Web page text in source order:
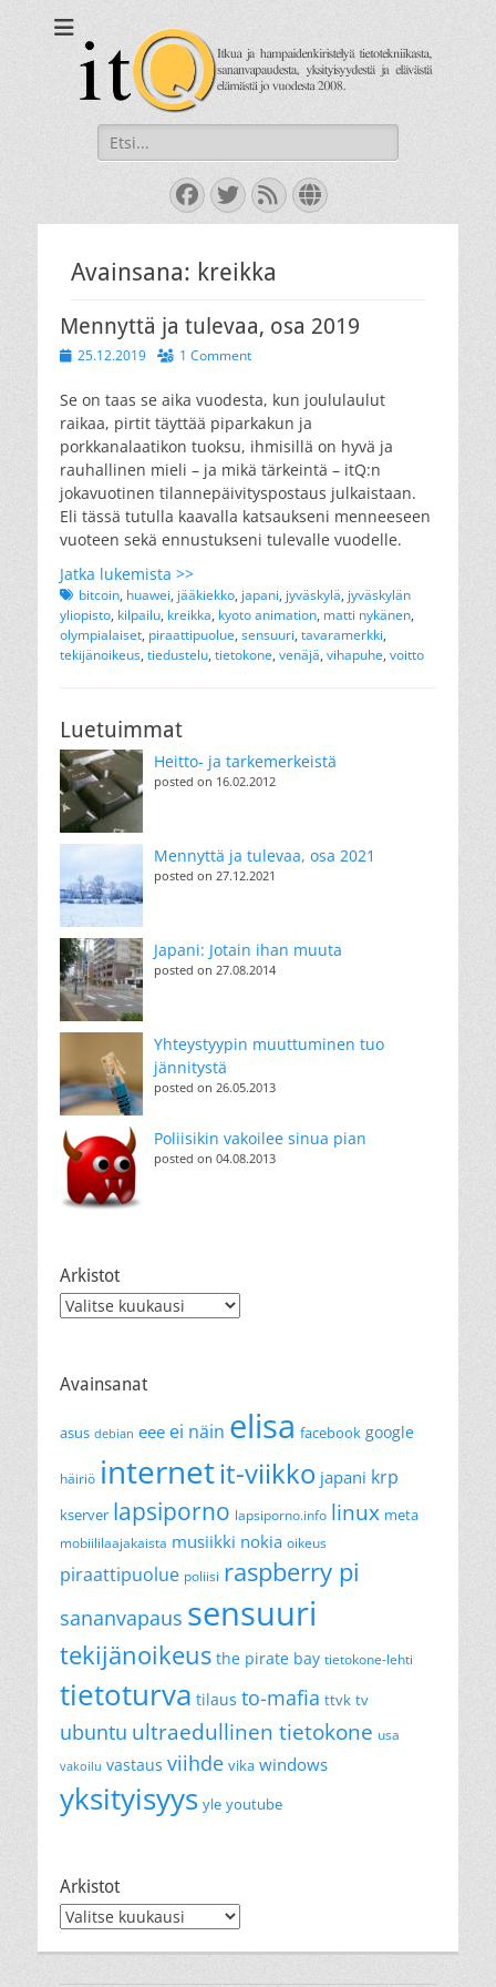
Itkua ja hammastenkiristelyä jo vuodesta 2008.
Search
for:
Facebook
Twitter
FeedWebsite
Avainsana: kreikka
Mennyttä ja tulevaa, osa 2019
Posted
25.12.2019 1 Comment
Se on taas se aika vuodesta, kun joululaulut
raikaa, pirtit täyttää piparkakun ja
porkkanalaatikon tuoksu, ihmisillä on hyvä ja
rauhallinen mieli – ja mikä tärkeintä – itQ:n
jokavuotinen tilannepäivityspostaus julkaistaan.
Eli tässä tutulla kaavalla katsaukseni menneeseen
vuoteen sekä ennustukseni tulevalle vuodelle.
Jatka lukemista >>
Tagsbitcoin, huawei, jääkiekko, japani, jyväskylä, jyväskylän
yliopisto, kilpailu, kreikka, kyoto animation, matti nykänen,
olympialaiset, piraattipuolue, sensuuri, tavaramerkki,
tekijänoikeus, tiedustelu, tietokone, venäjä, vihapuhe, voitto
Luetuimmat
Heitto- ja tarkemerkeistä
posted on 16.02.2012
Mennyttä ja tulevaa, osa 2021
posted on 27.12.2021
Japani: Jotain ihan muuta
posted on 27.08.2014
Yhteystyypin muuttuminen tuo
jännitystä
posted on 26.05.2013
Poliisikin vakoilee sinua pian
posted on 04.08.2013
Arkistot
Arkistot
Avainsanat
asus debian eee ei näin elisa facebook google
häiriö internetit-viikko japani krp
kserver lapsiporno lapsiporno.info linux meta
mobiililaajakaista musiikki nokia oikeus
piraattipuolue poliisi raspberry pi
sananvapaus sensuuri
tekijänoikeus the pirate bay tietokone-lehti
tietoturva tilaus to-mafia ttvk tv
ubuntu ultraedullinen tietokone usa
vakoilu vastaus viihde vika windows
yksityisyys yle youtube
Arkistot
Arkistot